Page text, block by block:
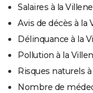
Salaires à la
Avis de décès à la
Délinquance à la
Pollution à la
Risques naturels
Nombre de